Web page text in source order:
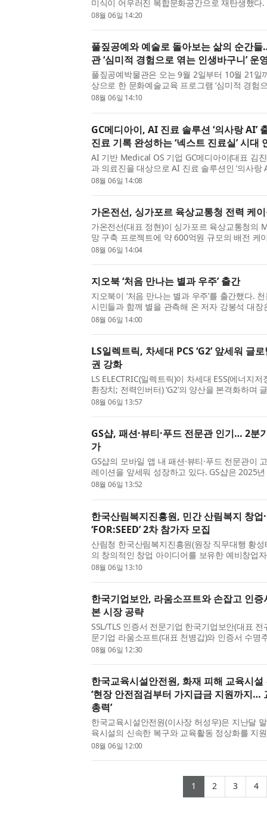
미식이 어우러진 복합문화공간으로 재탄생했다
상품기획(MD) 및 공간 전략을 수립한 쿠시먼앤
08월 06일 14:20
풀짚공예와 예술로 돌아보는 삶의 순간
관 ‘심미적 경험으로 엮는 인생바구니’ 운
풀짚공예박물관은 오는 9월 2일부터 10월 21일
상으로 한 문화예술교육 프로그램 ‘심미적 경험
니’를 운영한다. 이번 프로그램은 2026 꿈다락
08월 06일 14:10
GC메디아이, AI 진료 솔루션 ‘의사랑 AI’
진료 기록 완성하는 ‘넥스트 진료실’ 시대
AI 기반 Medical OS 기업 GC메디아이(대표 김
과 의료진을 대상으로 AI 진료 솔루션인 ‘의사랑
다고 6일 밝혔다. ‘의사랑 AI’는 ‘시작, 넥스트 진
08월 06일 14:08
가온전선, 싱가포르 육상교통청 전력 케
가온전선(대표 정현)이 싱가포르 육상교통청의
망 구축 프로젝트에 약 600억원 규모의 배전 케
일 밝혔다. 가온전선은 지난해 육상교통청 벤더
08월 06일 14:04
지오북 ‘처음 만나는 별과 우주’ 출간
지오북이 ‘처음 만나는 별과 우주’를 출간했다.
시민들과 함께 별을 관측해 온 저자 강봉석 대장
실 하나를 깨달았다. 많은 사람이 천체망원경으
08월 06일 14:00
LS일렉트릭, 차세대 PCS ‘G2’ 앞세워 글
권 강화
LS ELECTRIC(일렉트릭)이 차세대 ESS(에너지저
환장치; 전력인버터) ‘G2’의 양산을 본격화하며
속도를 낸다. LS일렉트릭은 지난 5일 충남 천안
08월 06일 13:57
GS샵, 패션·뷰티·푸드 전문관 인기… 2분
가
GS샵의 모바일 앱 내 패션·뷰티·푸드 전문관이
레이션을 앞세워 성장하고 있다. GS샵은 2025년
션Now(나우)’를 열었다. 이어 11월에는 뷰티 전
08월 06일 13:52
한국산림복지진흥원, 민간 산림복지 창업
‘FOR:SEED’ 2차 참가자 모집
산림청 한국산림복지진흥원(원장 직무대행 황
의 창의적인 창업 아이디어를 보유한 예비창업
를 지원하기 위해 ‘2026년 민간 산림복지 창업·
08월 06일 13:10
한국기업보안, 라움소프트와 손잡고 인증
본 시장 공략
SSL/TLS 인증서 전문기업 한국기업보안(대표
문기업 라움소프트(대표 천병갑)와 인증서 수명
화 솔루션 ‘UCLM’의 일본 시장 진출을 위한 전
08월 06일 12:30
한국교육시설안전원, 화재 피해 교육시설
‘현장 안전점검부터 가지급금 지원까지…
총력’
한국교육시설안전원(이사장 허성우)은 지난달
육시설의 신속한 복구와 교육활동 정상화를 지
전점검과 복구 지원 등 종합 대응에 나섰다고 밝
08월 06일 12:00
1 (current)
2(current)
3 4